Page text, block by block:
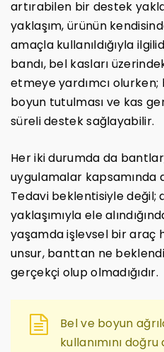
artırabilen bir destek
yaklaşım, ürünün
amaçla kullanıldığıyla
bandı, bel kasları
etmeye yardımcı olurken;
boyun tutulması ve kas
süreli destek sağlayabilir.
Her iki durumda da
uygulamalar kapsamında
Tedavi beklentisiyle değil;
yaklaşımıyla ele
yaşamda işlevsel bir araç
unsur, banttan ne
gerçekçi olup olmadığıdır.
Bel ve boyun
kullanımını